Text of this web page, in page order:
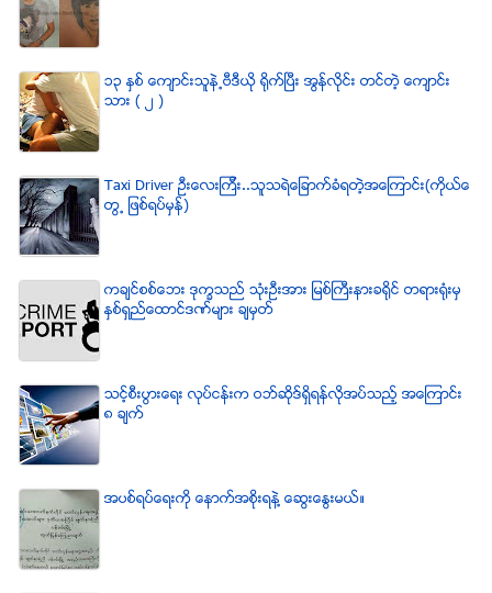
၁၃ ႏွစ္ ေက်ာင္းသူနဲ႕ဗီဒီယို ရိုက္ျပီး အြန္လိုင္း တင္တဲ့ ေက်ာင္း
သား ( ၂ )
Taxi Driver ဦးေလးၾကီး..သူသရဲေျခာက္ခံရတဲ့အေၾကာင္း(ကိုယ္ေ
တြ႕ ျဖစ္ရပ္မွန္)
ကခ်င္စစ္ေဘး ဒုကၡသည္ သံုးဦးအား ျမစ္ႀကီးနားခရိုင္ တရားရံုးမွ
ႏွစ္ရွည္ေထာင္ဒဏ္မ်ား ခ်မွတ္
သင့္စီးပြားေရး လုပ္ငန္းက ဝဘ္ဆိုဒ္ရွိရန္လိုအပ္သည့္ အေၾကာင္း
၈ ခ်က္
အပစ္ရပ္ေရးကို ေနာက္အစိုးရနဲ႔ ေဆြးေႏြးမယ္။